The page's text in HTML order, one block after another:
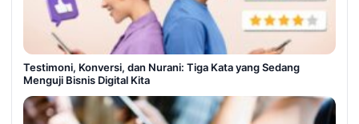
Testimoni, Konversi, dan Nurani: Tiga Kata yang Sedang
Menguji Bisnis Digital Kita